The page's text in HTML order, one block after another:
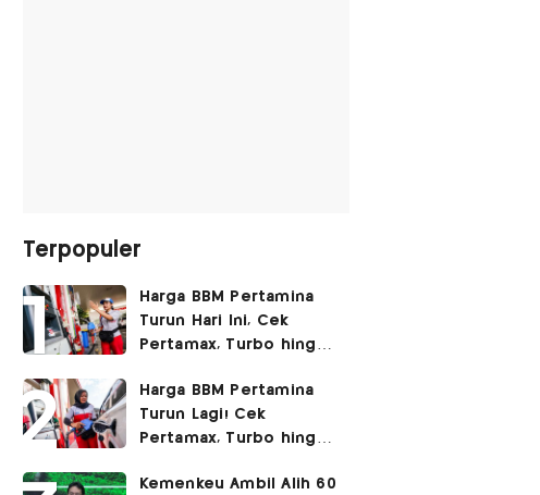
Terpopuler
Harga BBM Pertamina
Turun Hari Ini, Cek
Pertamax, Turbo hingga
2026
Harga BBM Pertamina
Turun Lagi! Cek
Pertamax, Turbo hingga
Agustus 2026
Kemenkeu Ambil Alih 60